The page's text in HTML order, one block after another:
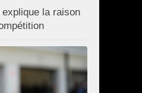
la raison